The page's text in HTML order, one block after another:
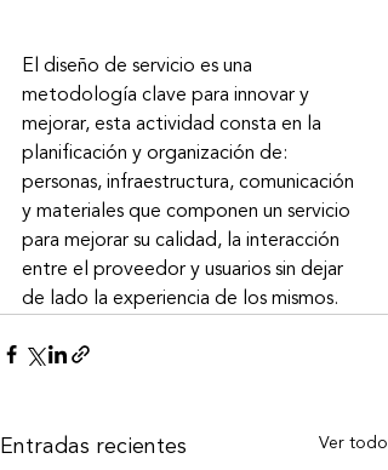
El diseño de servicio es una
metodología clave para innovar y
mejorar, esta actividad consta en la
planificación y organización de:
personas, infraestructura, comunicación
y materiales que componen un servicio
para mejorar su calidad, la interacción
entre el proveedor y usuarios sin dejar
de lado la experiencia de los mismos.
Entradas recientes Ver todo